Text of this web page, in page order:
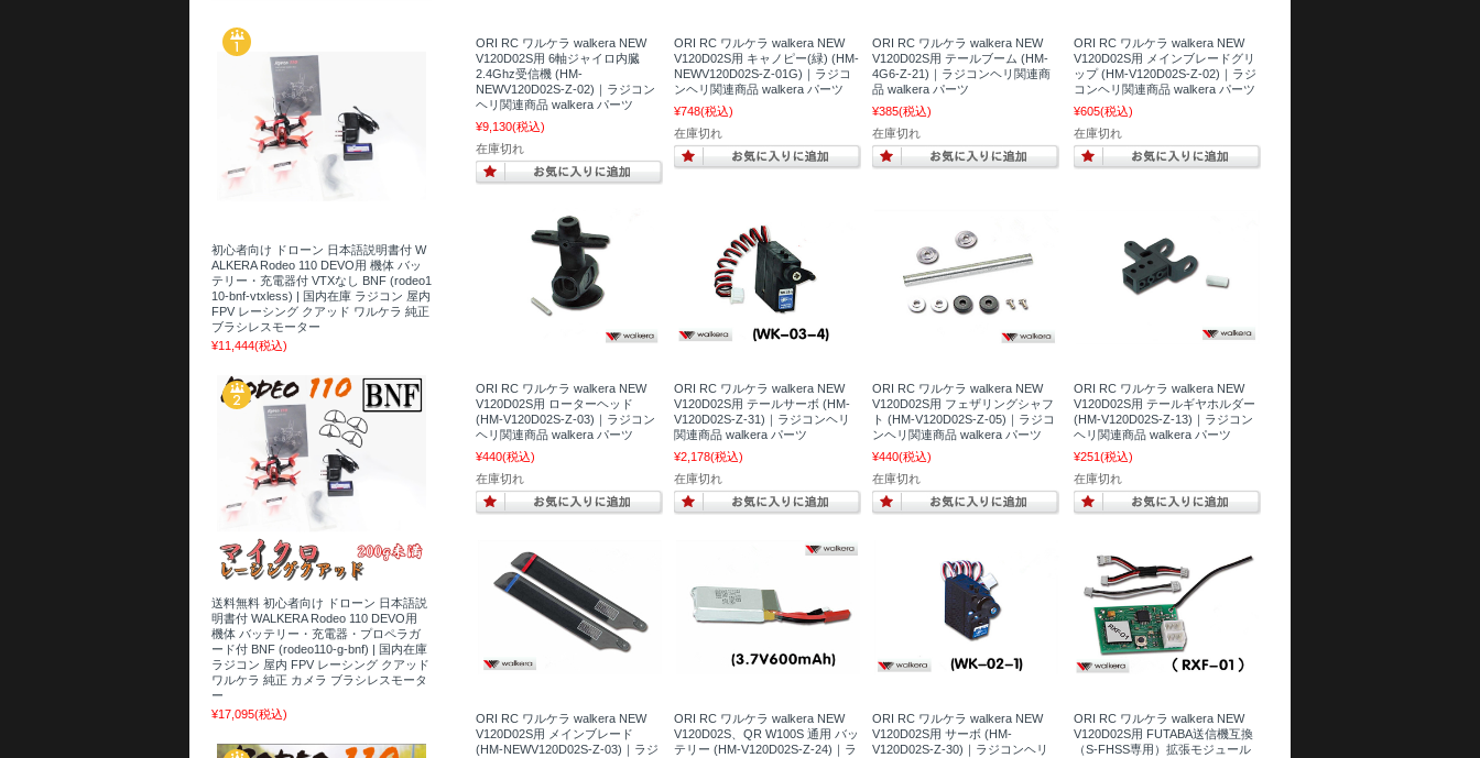
ORI RC ワルケラ walkera NEW
V120D02S用 6軸ジャイロ内臓
2.4Ghz受信機 (HM-
NEWV120D02S-Z-02)｜ラジコン
ヘリ関連商品 walkera パーツ
¥9,130(税込)
在庫切れ
ORI RC ワルケラ walkera NEW
V120D02S用 キャノピー(緑) (HM-
NEWV120D02S-Z-01G)｜ラジコ
ンヘリ関連商品 walkera パーツ
¥748(税込)
在庫切れ
ORI RC ワルケラ walkera NEW
V120D02S用 テールブーム (HM-
4G6-Z-21)｜ラジコンヘリ関連商
品 walkera パーツ
¥385(税込)
在庫切れ
ORI RC ワルケラ walkera NEW
V120D02S用 メインブレードグリ
ップ (HM-V120D02S-Z-02)｜ラジ
コンヘリ関連商品 walkera パーツ
¥605(税込)
在庫切れ
ORI RC ワルケラ walkera NEW
V120D02S用 ローターヘッド
(HM-V120D02S-Z-03)｜ラジコン
ヘリ関連商品 walkera パーツ
¥440(税込)
在庫切れ
ORI RC ワルケラ walkera NEW
V120D02S用 テールサーボ (HM-
V120D02S-Z-31)｜ラジコンヘリ
関連商品 walkera パーツ
¥2,178(税込)
在庫切れ
ORI RC ワルケラ walkera NEW
V120D02S用 フェザリングシャフ
ト (HM-V120D02S-Z-05)｜ラジコ
ンヘリ関連商品 walkera パーツ
¥440(税込)
在庫切れ
ORI RC ワルケラ walkera NEW
V120D02S用 テールギヤホルダー
(HM-V120D02S-Z-13)｜ラジコン
ヘリ関連商品 walkera パーツ
¥251(税込)
在庫切れ
ORI RC ワルケラ walkera NEW
V120D02S用 メインブレード
(HM-NEWV120D02S-Z-03)｜ラジ
ORI RC ワルケラ walkera NEW
V120D02S、QR W100S 通用 バッ
テリー (HM-V120D02S-Z-24)｜ラ
ORI RC ワルケラ walkera NEW
V120D02S用 サーボ (HM-
V120D02S-Z-30)｜ラジコンヘリ
ORI RC ワルケラ walkera NEW
V120D02S用 FUTABA送信機互換
（S-FHSS専用）拡張モジュール
初心者向け ドローン 日本語説明書付 W
ALKERA Rodeo 110 DEVO用 機体 バッ
テリー・充電器付 VTXなし BNF (rodeo1
10-bnf-vtxless) | 国内在庫 ラジコン 屋内
FPV レーシング クアッド ワルケラ 純正
ブラシレスモーター
¥11,444(税込)
送料無料 初心者向け ドローン 日本語説
明書付 WALKERA Rodeo 110 DEVO用
機体 バッテリー・充電器・プロペラガ
ード付 BNF (rodeo110-g-bnf) | 国内在庫
ラジコン 屋内 FPV レーシング クアッド
ワルケラ 純正 カメラ ブラシレスモータ
ー
¥17,095(税込)